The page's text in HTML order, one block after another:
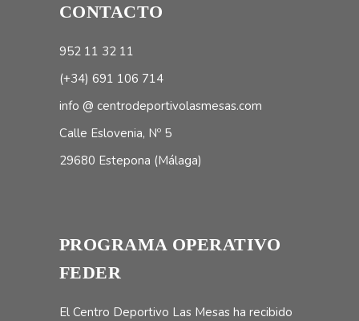
CONTACTO
952 11 32 11
(+34) 691 106 714
info @ centrodeportivolasmesas.com
Calle Eslovenia, Nº 5
29680 Estepona (Málaga)
PROGRAMA OPERATIVO
FEDER
El Centro Deportivo Las Mesas ha recibido